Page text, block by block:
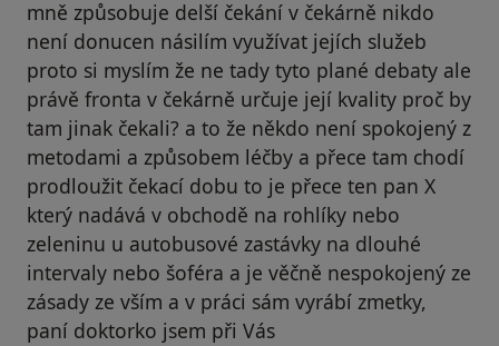
mně způsobuje delší čekání v čekárně nikdo
není donucen násilím využívat jejích služeb
proto si myslím že ne tady tyto plané debaty ale
právě fronta v čekárně určuje její kvality proč by
tam jinak čekali? a to že někdo není spokojený z
metodami a způsobem léčby a přece tam chodí
prodloužit čekací dobu to je přece ten pan X
který nadává v obchodě na rohlíky nebo
zeleninu u autobusové zastávky na dlouhé
intervaly nebo šoféra a je věčně nespokojený ze
zásady ze vším a v práci sám vyrábí zmetky,
paní doktorko jsem při Vás